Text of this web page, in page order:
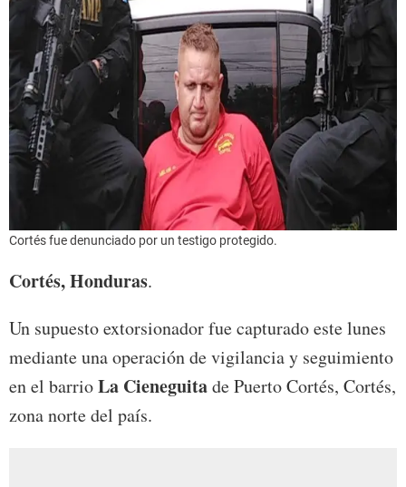
Cortés fue denunciado por un testigo protegido.
Cortés, Honduras.
Un supuesto extorsionador fue capturado este lunes
mediante una operación de vigilancia y seguimiento
en el barrioLa Cieneguitade Puerto Cortés, Cortés,
zona norte del país.